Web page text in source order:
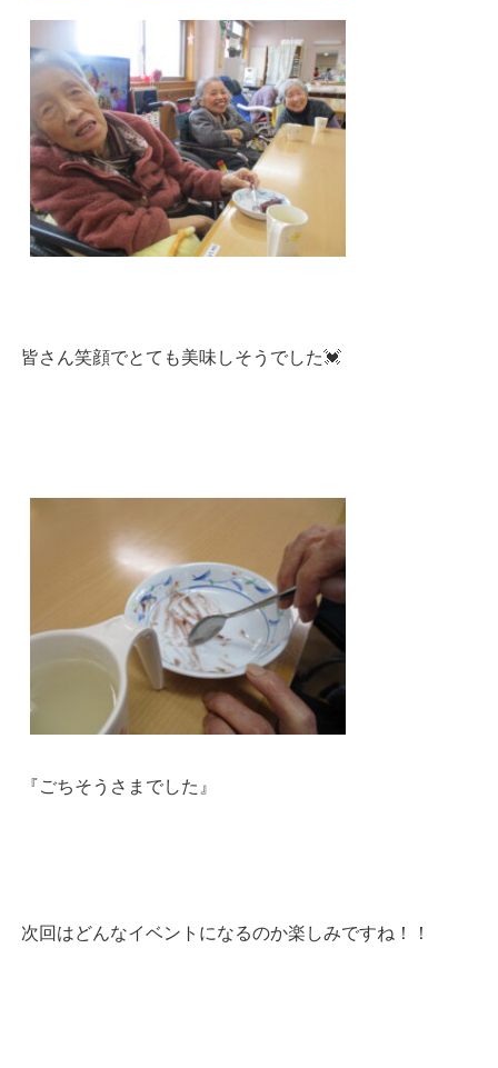
皆さん笑顔でとても美味しそうでした💓
『ごちそうさまでした』
次回はどんなイベントになるのか楽しみですね！！